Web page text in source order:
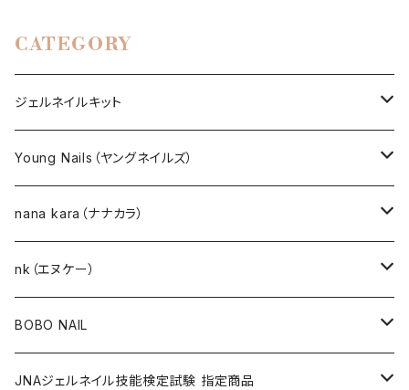
CATEGORY
ジェルネイルキット
選べるジェルネイルキット
ネイルアート作成キット
Young Nails（ヤングネイルズ）
BEST SELLERS（ベストセラー）
KITS（キット）
ACRYLIC（アクリル）
ACRYLIC POWDER（アクリルパウダー）
DIP & COLOR ACRYLIC POWDERS
nana kara（ナナカラ）
GEL NAIL
nana kara [3g] （ナナカラ）
nana kara petit [1g] （ナナカラ プチ）
NAIL ART
ネイルパーツ
NAIL TIPS
nk（エヌケー）
GEL NAIL
3Dジェル
NAIL ART
BOBO NAIL
セット
JNAジェルネイル技能検定試験 指定商品